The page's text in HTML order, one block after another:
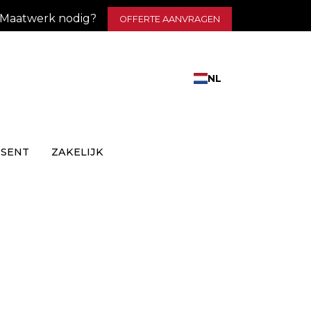
Maatwerk nodig? OFFERTE AANVRAGEN
NL
ZAKELIJK